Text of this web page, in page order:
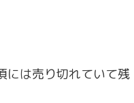
には売り切れていて残